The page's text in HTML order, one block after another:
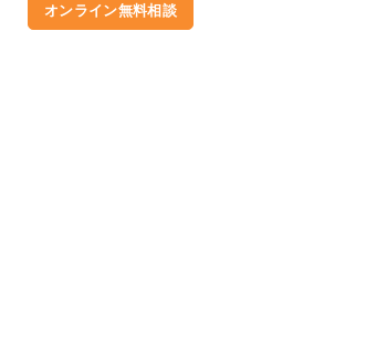
オンライン無料相談